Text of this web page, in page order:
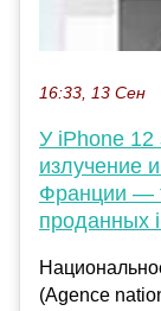
16:33, 13 Сен
У iPhone 12
излучение
Франции —
проданных
(Agence